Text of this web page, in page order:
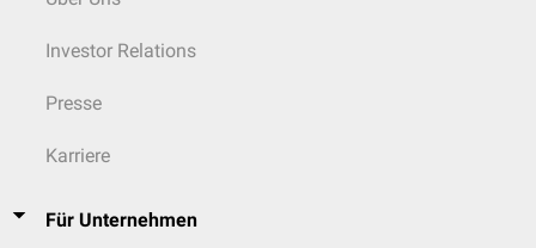
Investor Relations
Presse
Karriere
Für Unternehmen